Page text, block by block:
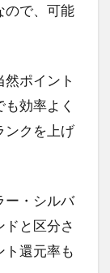
ので、可能
ポイント
効率よく
ンクを上げ
ー・シルバ
と区分さ
ト還元率も